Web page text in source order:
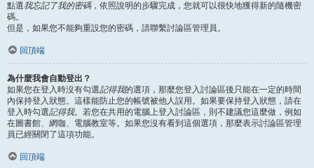
點選我忘記了我的密碼，依照說明的步驟完成，您就可以很快地獲得新的隨機密
碼。
但是，如果您不能夠重設您的密碼，請聯繫討論區管理員。
回頂端
為什麼我會自動登出？
如果您在登入時沒有勾選記得我的選項，那麼您登入討論區後只能在一定的時間
內保持登入狀態。這樣能防止您的帳號被他人誤用。如果要保持登入狀態，請在
登入時勾選記得我。若您在共用的電腦上登入討論區，則不建議您這麼做，例如
在圖書館、網咖、電腦教室等。如果您沒有看到這個選項，那麼表示討論區管理
員已經關閉了這項功能。
回頂端